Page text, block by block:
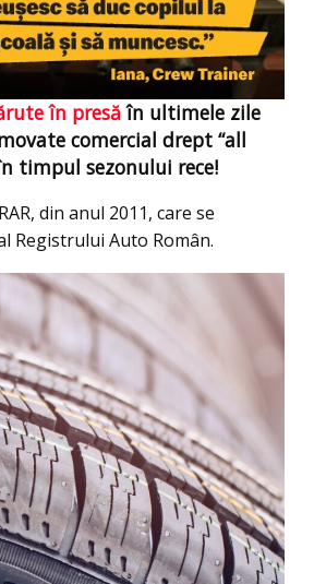
în presă în ultimele zile
comercial drept “all
timpul sezonului rece!
din anul 2011, care se
Registrului Auto Român.